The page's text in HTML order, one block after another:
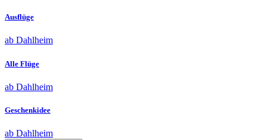
Ausflüge
ab Dahlheim
Alle Flüge
ab Dahlheim
Geschenkidee
ab Dahlheim